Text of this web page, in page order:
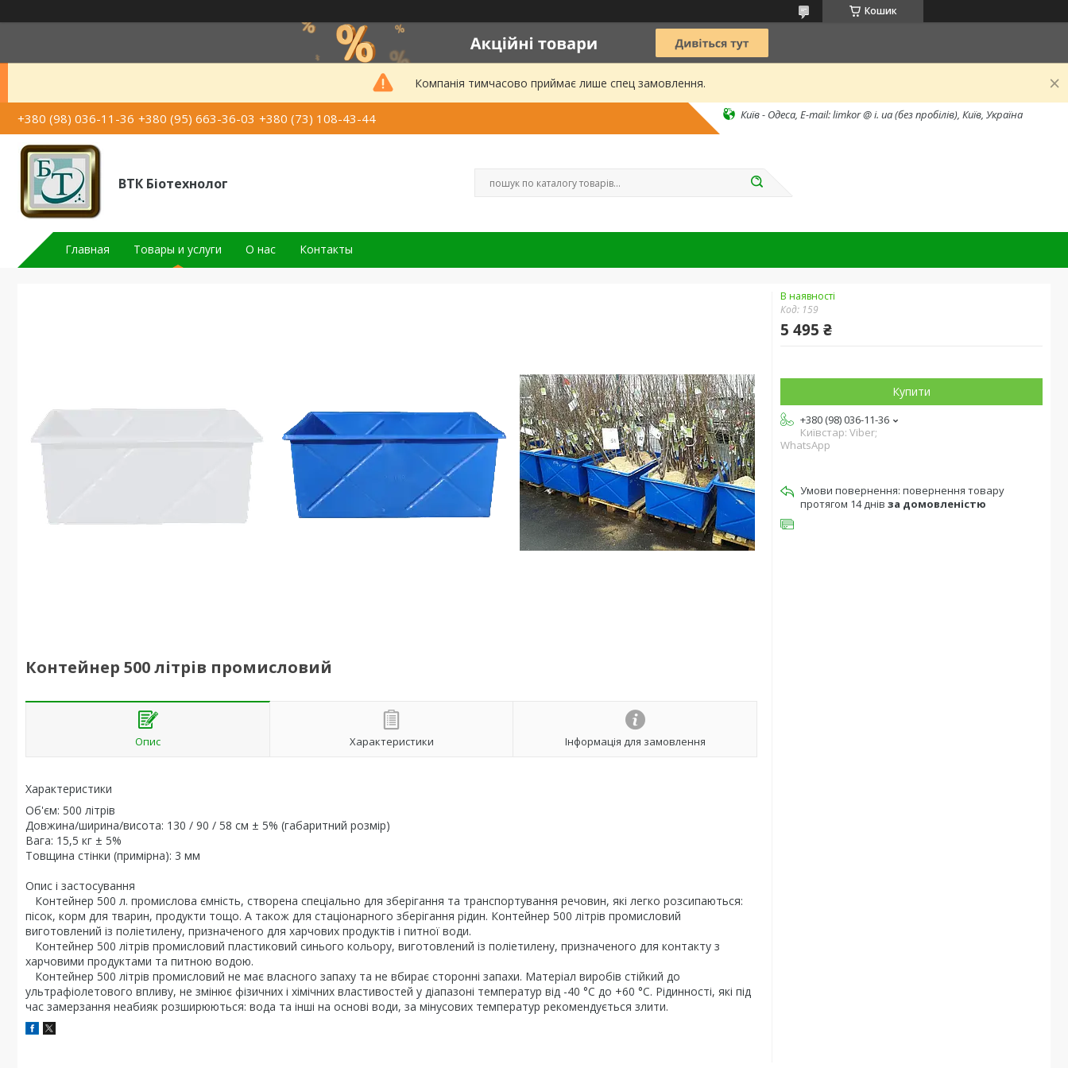
Кошик
Компанія тимчасово приймає лише спец замовлення.
+380 (98) 036-11-36 +380 (95) 663-36-03 +380 (73) 108-43-44 Київ - Одеса, E-mail: limkor @ i. ua (без пробілів), Київ, Україна
ВТК Біотехнолог
Главная Товары и услуги О нас Контакты
Контейнер 500 літрів промисловий
Опис Характеристики Інформація для замовлення
Характеристики
Об'єм: 500 літрів
Довжина/ширина/висота: 130 / 90 / 58 см ± 5% (габаритний розмір)
Вага: 15,5 кг ± 5%
Товщина стінки (примірна): 3 мм
Опис і застосування
Контейнер 500 л. промислова ємність, створена спеціально для зберігання та транспортування речовин, які легко розсипаються:
пісок, корм для тварин, продукти тощо. А також для стаціонарного зберігання рідин. Контейнер 500 літрів промисловий
виготовлений із поліетилену, призначеного для харчових продуктів і питної води.
Контейнер 500 літрів промисловий пластиковий синього кольору, виготовлений із поліетилену, призначеного для контакту з
харчовими продуктами та питною водою.
Контейнер 500 літрів промисловий не має власного запаху та не вбирає сторонні запахи. Матеріал виробів стійкий до
ультрафіолетового впливу, не змінює фізичних і хімічних властивостей у діапазоні температур від -40 °C до +60 °C. Рідинності, які під
час замерзання неабияк розширюються: вода та інші на основі води, за мінусових температур рекомендується злити.
В наявності
Код: 159
5 495 ₴
Купити
+380 (98) 036-11-36
Київстар: Viber;
WhatsApp
повернення товару
протягом 14 днів за домовленістю